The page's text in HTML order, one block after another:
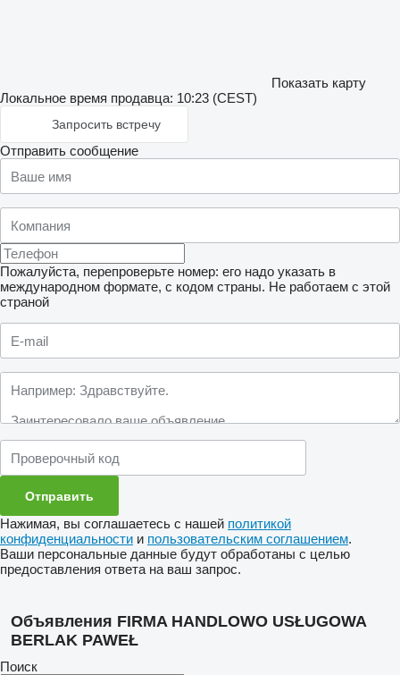
Показать карту
Локальное время продавца: 10:23 (CEST)
Запросить встречу
Отправить сообщение
Пожалуйста, перепроверьте номер: его надо указать в
международном формате, с кодом страны. Не работаем с этой
страной
Нажимая, вы соглашаетесь с нашей политикой
конфиденциальности и пользовательским соглашением.
Ваши персональные данные будут обработаны с целью
предоставления ответа на ваш запрос.
Объявления FIRMA HANDLOWO USŁUGOWA
BERLAK PAWEŁ
Поиск